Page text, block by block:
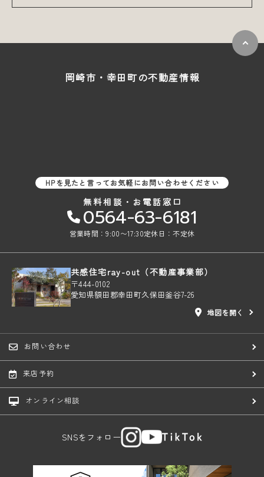
岡崎市・幸田町の不動産情報
HPを見たと言ってお気軽にお問い合わせください
無料相談・お電話窓口
0564-63-6181
営業時間：9:00〜17:30定休日：不定休
共感住宅ray-out（不動産事業部）
〒444-0102
愛知県額田郡幸田町久保田釜谷7-26
地図を開く
お問い合わせ
来店予約
オンライン相談
SNSをフォロー